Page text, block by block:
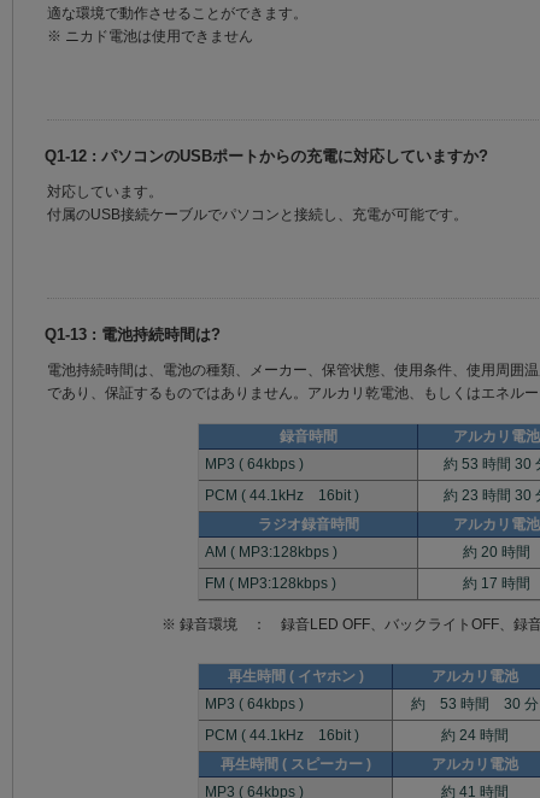
適な環境で動作させることができます。
※ ニカド電池は使用できません
Q1-12 : パソコンのUSBポートからの充電に対応していますか?
対応しています。
付属のUSB接続ケーブルでパソコンと接続し、充電が可能です。
Q1-13 : 電池持続時間は?
電池持続時間は、電池の種類、メーカー、保管状態、使用条件、使用周囲
であり、保証するものではありません。アルカリ乾電池、もしくはエネル
録音時間
アルカリ電池
MP3 ( 64kbps )
約 53 時間 30
PCM ( 44.1kHz 16bit )
約 23 時間 30
ラジオ録音時間
アルカリ電池
AM ( MP3:128kbps )
約 20 時間
FM ( MP3:128kbps )
約 17 時間
※ 録音環境 ： 録音LED OFF、バックライトOFF、録
再生時間 ( イヤホン )
アルカリ電池
MP3 ( 64kbps )
約 53 時間 30 分
PCM ( 44.1kHz 16bit )
約 24 時間
再生時間 ( スピーカー )
アルカリ電池
MP3 ( 64kbps )
約 41 時間